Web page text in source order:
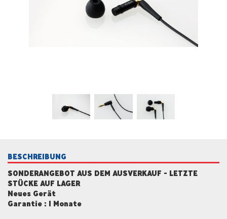
BESCHREIBUNG
SONDERANGEBOT AUS DEM AUSVERKAUF - LETZTE
STÜCKE AUF LAGER
Neues Gerät
Garantie : 1 Monate